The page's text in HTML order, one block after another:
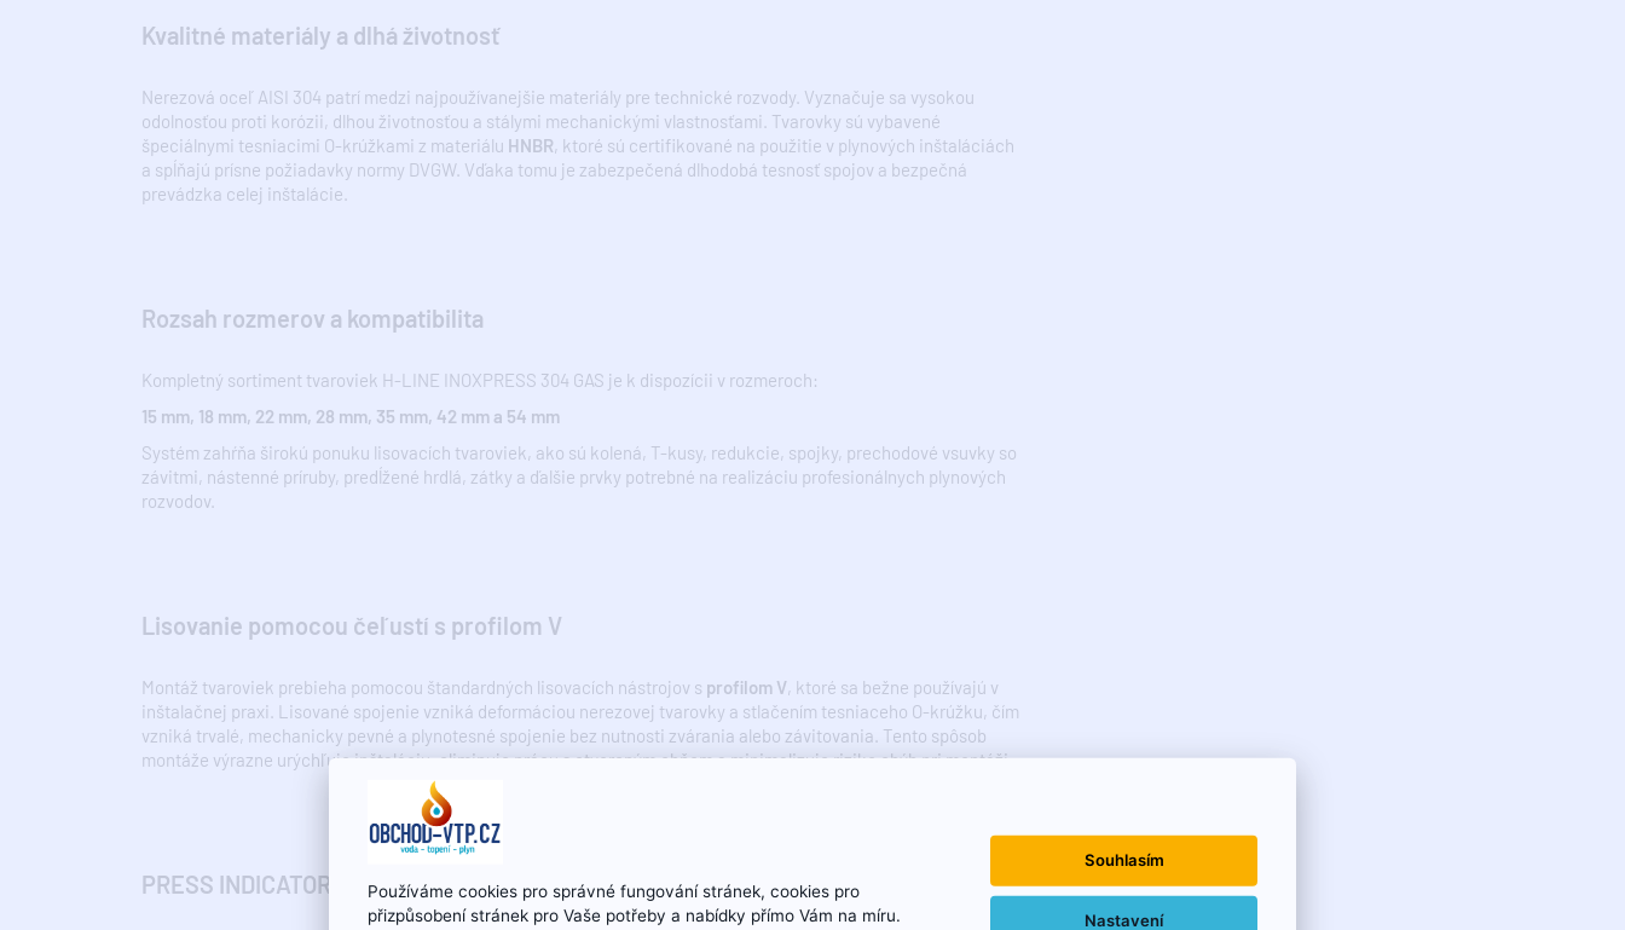
Kvalitné materiály a dlhá životnosť
Nerezová oceľ AISI 304 patrí medzi najpoužívanejšie materiály pre technické rozvody. Vyznačuje sa vysokou
odolnosťou proti korózii, dlhou životnosťou a stálymi mechanickými vlastnosťami. Tvarovky sú vybavené
špeciálnymi tesniacimi O-krúžkami z materiálu HNBR , ktoré sú certifikované na použitie v plynových inštaláciách
a spĺňajú prísne požiadavky normy DVGW. Vďaka tomu je zabezpečená dlhodobá tesnosť spojov a bezpečná
prevádzka celej inštalácie.
Rozsah rozmerov a kompatibilita
Kompletný sortiment tvaroviek H-LINE INOXPRESS 304 GAS je k dispozícii v rozmeroch:
15 mm, 18 mm, 22 mm, 28 mm, 35 mm, 42 mm a 54 mm
Systém zahŕňa širokú ponuku lisovacích tvaroviek, ako sú kolená, T-kusy, redukcie, spojky, prechodové vsuvky so
závitmi, nástenné príruby, predĺžené hrdlá, zátky a ďalšie prvky potrebné na realizáciu profesionálnych plynových
rozvodov.
Lisovanie pomocou čeľustí s profilom V
Montáž tvaroviek prebieha pomocou štandardných lisovacích nástrojov s profilom V , ktoré sa bežne používajú v
inštalačnej praxi. Lisované spojenie vzniká deformáciou nerezovej tvarovky a stlačením tesniaceho O-krúžku, čím
vzniká trvalé, mechanicky pevné a plynotesné spojenie bez nutnosti zvárania alebo závitovania. Tento spôsob
montáže výrazne urýchľuje inštaláciu, eliminuje prácu s otvoreným ohňom a minimalizuje riziko chýb pri montáži.
PRESS INDICATOR – kontrola správneho lisovania
Používáme cookies pro správné fungování stránek, cookies pro
přizpůsobení stránek pro Vaše potřeby a nabídky přímo Vám na míru.
Souhlasím
Nastavení